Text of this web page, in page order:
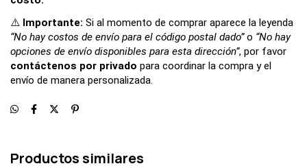
⚠️ Importante:
“No hay costos de envío para el código postal dado” o “No hay
opciones de envío disponibles para esta dirección”
contáctenos por privado para coordinar la compra y el
envío de manera personalizada.
Productos similares